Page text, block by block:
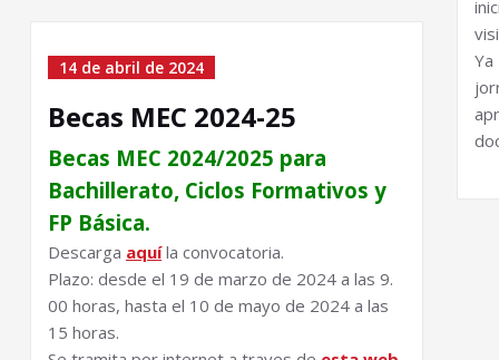
14 de abril de 2024
Becas MEC 2024-25
Becas MEC 2024/2025 para
Bachillerato, Ciclos Formativos y
FP Básica.
Descarga aquíla convocatoria.
Plazo: desde el 19 de marzo de 2024 a las 9.
00 horas, hasta el 10 de mayo de 2024 a las
15 horas.